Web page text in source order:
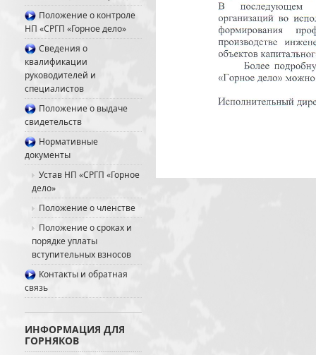
Положение о контроле
НП «СРГП «Горное дело»
Сведения о
квалификации
руководителей и
специалистов
Положение о выдаче
свидетельств
Нормативные
документы
Устав НП «СРГП «Горное
дело»
Положение о членстве
Положение о сроках и
порядке уплаты
вступительных взносов
Контакты и обратная
связь
ИНФОРМАЦИЯ ДЛЯ
ГОРНЯКОВ